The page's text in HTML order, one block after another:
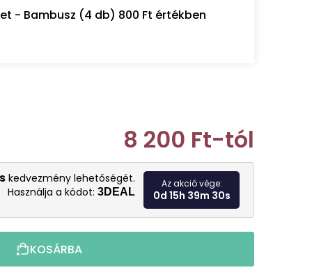
- Bambusz (4 db) 800 Ft értékben
8 200 Ft-tól
Egységár:
kedvezmény lehetőségét.
Használja a kódot: 3DEAL
Az akció vége:
0d 15h 39m 28s
KOSÁRBA